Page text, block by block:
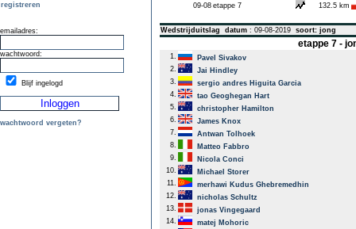
registreren
emailadres:
wachtwoord:
Blijf ingelogd
wachtwoord vergeten?
09-08 etappe 7 132.5 km
Wedstrijduitslag datum : 09-08-2019 soort: jong
etappe 7 -
1.
Pavel Sivakov
2.
Jai Hindley
3.
sergio andres Higuita Garcia
4.
tao Geoghegan Hart
5.
christopher Hamilton
6.
James Knox
7.
Antwan Tolhoek
8.
Matteo Fabbro
9.
Nicola Conci
10.
Michael Storer
11.
merhawi Kudus Ghebremedhin
12.
nicholas Schultz
13.
jonas Vingegaard
14.
matej Mohoric